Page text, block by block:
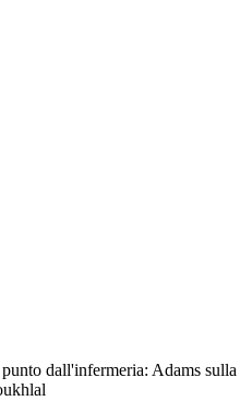
dall'infermeria: Adams sulla